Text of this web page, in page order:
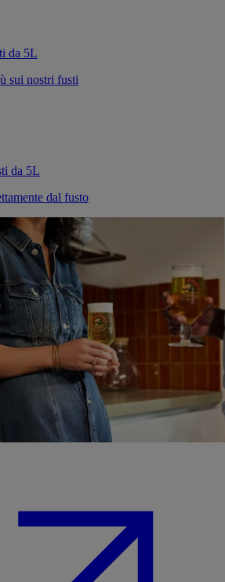
da 5L
sui nostri fusti
da 5L
dal fusto